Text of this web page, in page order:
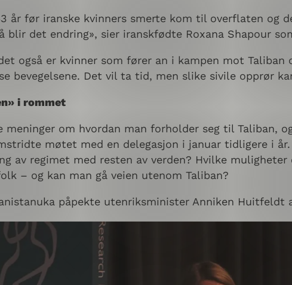
år før iranske kvinners smerte kom til overflaten og
blir det endring», sier iranskfødte Roxana Shapour
også er kvinner som fører an i kampen mot Taliban
bevegelsene. Det vil ta tid, men slike sivile opprør
i rommet
meninger om hvordan man forholder seg til Taliban,
møtet med en delegasjon i januar tidligere i
av regimet med resten av verden? Hvilke
– og kan man gå veien utenom Taliban?
påpekte utenriksminister Anniken